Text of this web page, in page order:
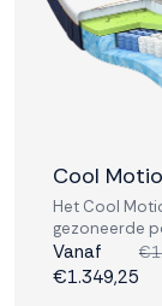
Cool
Het Cool
gezoneerde
support en
perfect
Vanaf
€1.349,25